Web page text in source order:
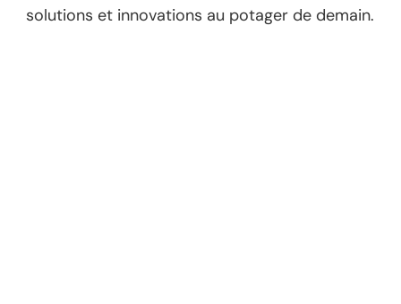
solutions et innovations au potager de demain.